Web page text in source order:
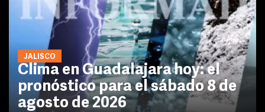
JALISCO
Clima en Guadalajara hoy: el
pronóstico para el sábado 8 de
agosto de 2026